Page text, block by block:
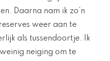
Daarna nam ik zo’n
weer aan te
als tussendoortje. Ik
neiging om te